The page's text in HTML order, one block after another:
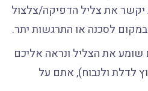
את צליל הדפיקה/צלצול
במקום לסכנה או התרגשות יתר.
את הצליל ונראה אליכם
לדלת ולנבוח), אתם על